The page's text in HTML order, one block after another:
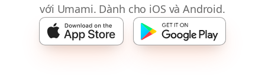
với Umami. Dành cho iOS và Android.